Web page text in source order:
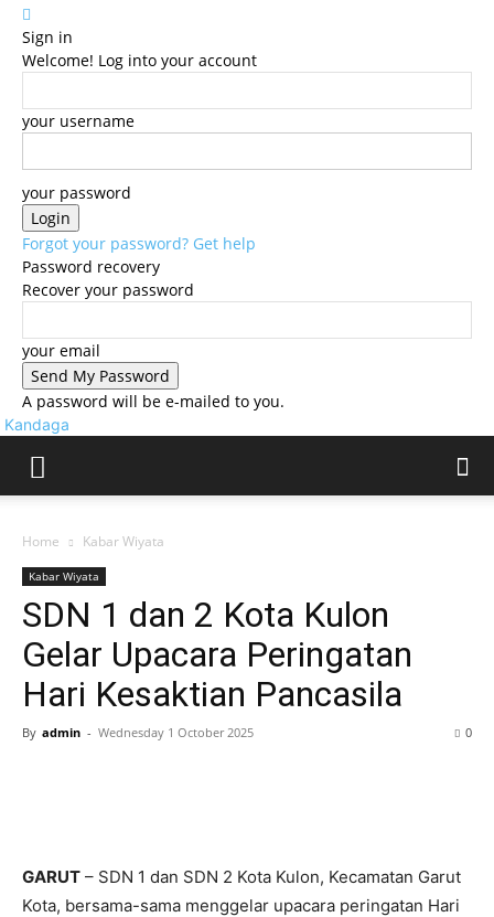
Sign in
Welcome! Log into your account
your username
your password
Forgot your password? Get help
Password recovery
Recover your password
your email
A password will be e-mailed to you.
Kandaga
Home Kabar Wiyata
Kabar Wiyata
SDN 1 dan 2 Kota Kulon
Gelar Upacara Peringatan
Hari Kesaktian Pancasila
By admin - Wednesday 1 October 2025 0
GARUT – SDN 1 dan SDN 2 Kota Kulon, Kecamatan Garut
Kota, bersama-sama menggelar upacara peringatan Hari